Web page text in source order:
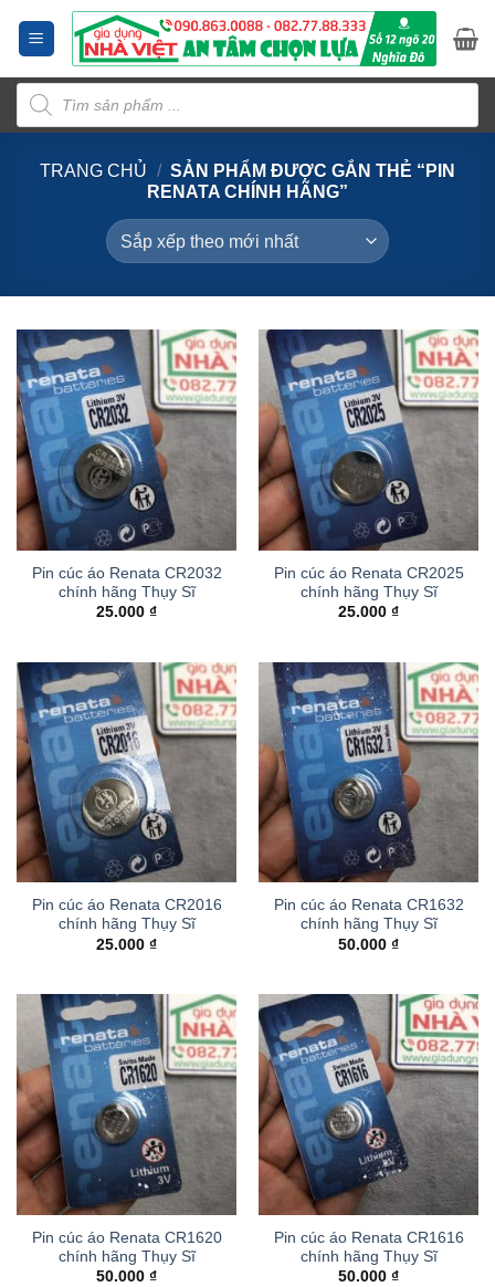
dung
Tìm
kiếm
sản
phẩm
TRANG CHỦ / SẢN PHẨM ĐƯỢC GẮN THẺ “PIN
RENATA CHÍNH HÃNG”
Pin cúc áo Renata CR2032
chính hãng Thụy Sĩ
25.000 ₫
Pin cúc áo Renata CR2025
chính hãng Thụy Sĩ
25.000 ₫
Pin cúc áo Renata CR2016
chính hãng Thụy Sĩ
25.000 ₫
Pin cúc áo Renata CR1632
chính hãng Thụy Sĩ
50.000 ₫
Pin cúc áo Renata CR1620
chính hãng Thụy Sĩ
50.000 ₫
Pin cúc áo Renata CR1616
chính hãng Thụy Sĩ
50.000 ₫